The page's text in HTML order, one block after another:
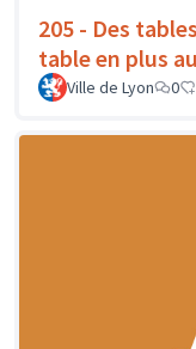
205 - Des
table en plus
Ville de Lyon
0